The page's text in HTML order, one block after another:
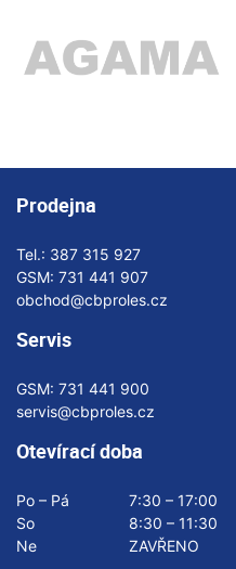
Prodejna
Tel.: 387 315 927
GSM: 731 441 907
obchod@cbproles.cz
Servis
GSM: 731 441 900
servis@cbproles.cz
Otevírací doba
Po – Pá
7:30 – 17:00
So
8:30 – 11:30
Ne
ZAVŘENO